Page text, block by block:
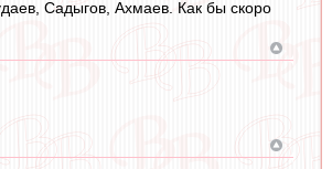
Садыгов, Ахмаев. Как бы скоро